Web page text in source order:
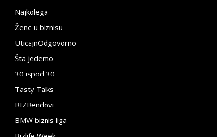
Najkolega
Žene u biznisu
UticajnOdgovorno
Šta jedemo
30 ispod 30
Tasty Talks
BIZBendovi
BMW biznis liga